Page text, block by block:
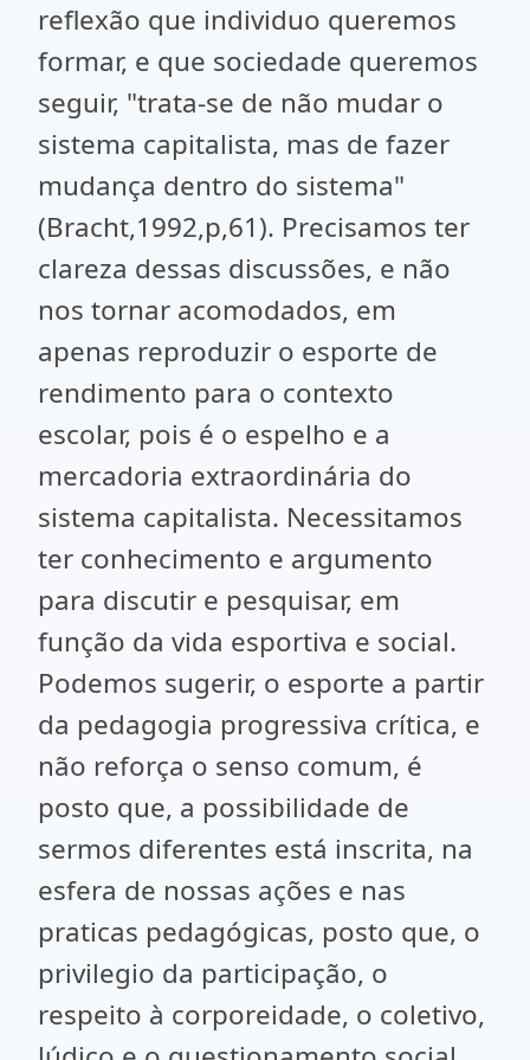
reflexão que individuo queremos
formar, e que sociedade queremos
seguir, "trata-se de não mudar o
sistema capitalista, mas de fazer
mudança dentro do sistema"
(Bracht,1992,p,61). Precisamos ter
clareza dessas discussões, e não
nos tornar acomodados, em
apenas reproduzir o esporte de
rendimento para o contexto
escolar, pois é o espelho e a
mercadoria extraordinária do
sistema capitalista. Necessitamos
ter conhecimento e argumento
para discutir e pesquisar, em
função da vida esportiva e social.
Podemos sugerir, o esporte a partir
da pedagogia progressiva crítica, e
não reforça o senso comum, é
posto que, a possibilidade de
sermos diferentes está inscrita, na
esfera de nossas ações e nas
praticas pedagógicas, posto que, o
privilegio da participação, o
respeito à corporeidade, o coletivo,